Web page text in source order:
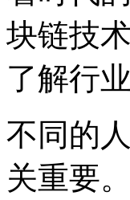
块链技
了解行
不同的
关重要